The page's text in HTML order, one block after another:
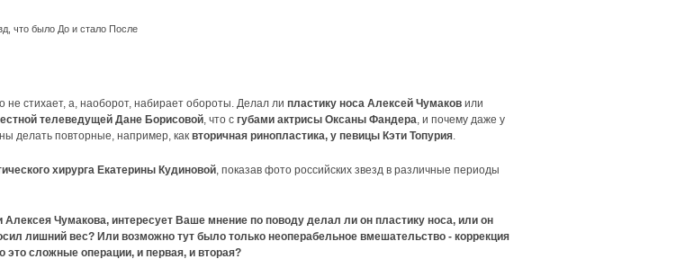
что было До и стало После
не стихает, а, наоборот, набирает обороты. Делал ли пластику носа Алексей Чумаков или
телеведущей Дане Борисовой, что с губами актрисы Оксаны Фандера, и почему даже у
делать повторные, например, как вторичная ринопластика, у певицы Кэти Топурия.
хирурга Екатерины Кудиновой, показав фото российских звезд в различные периоды
Чумакова, интересует Ваше мнение по поводу делал ли он пластику носа, или он
лишний вес? Или возможно тут было только неоперабельное вмешательство - коррекция
сложные операции, и первая, и вторая?